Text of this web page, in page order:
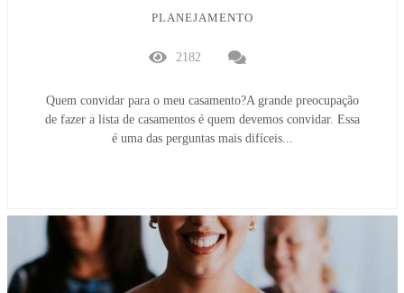
PLANEJAMENTO
2182
Quem convidar para o meu casamento?A grande preocupação
de fazer a lista de casamentos é quem devemos convidar. Essa
é uma das perguntas mais difíceis...